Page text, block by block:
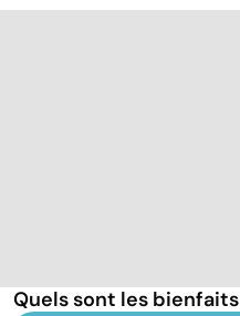
Quels sont les